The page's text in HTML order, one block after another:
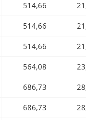
514,66
514,66
514,66
564,08
686,73
686,73